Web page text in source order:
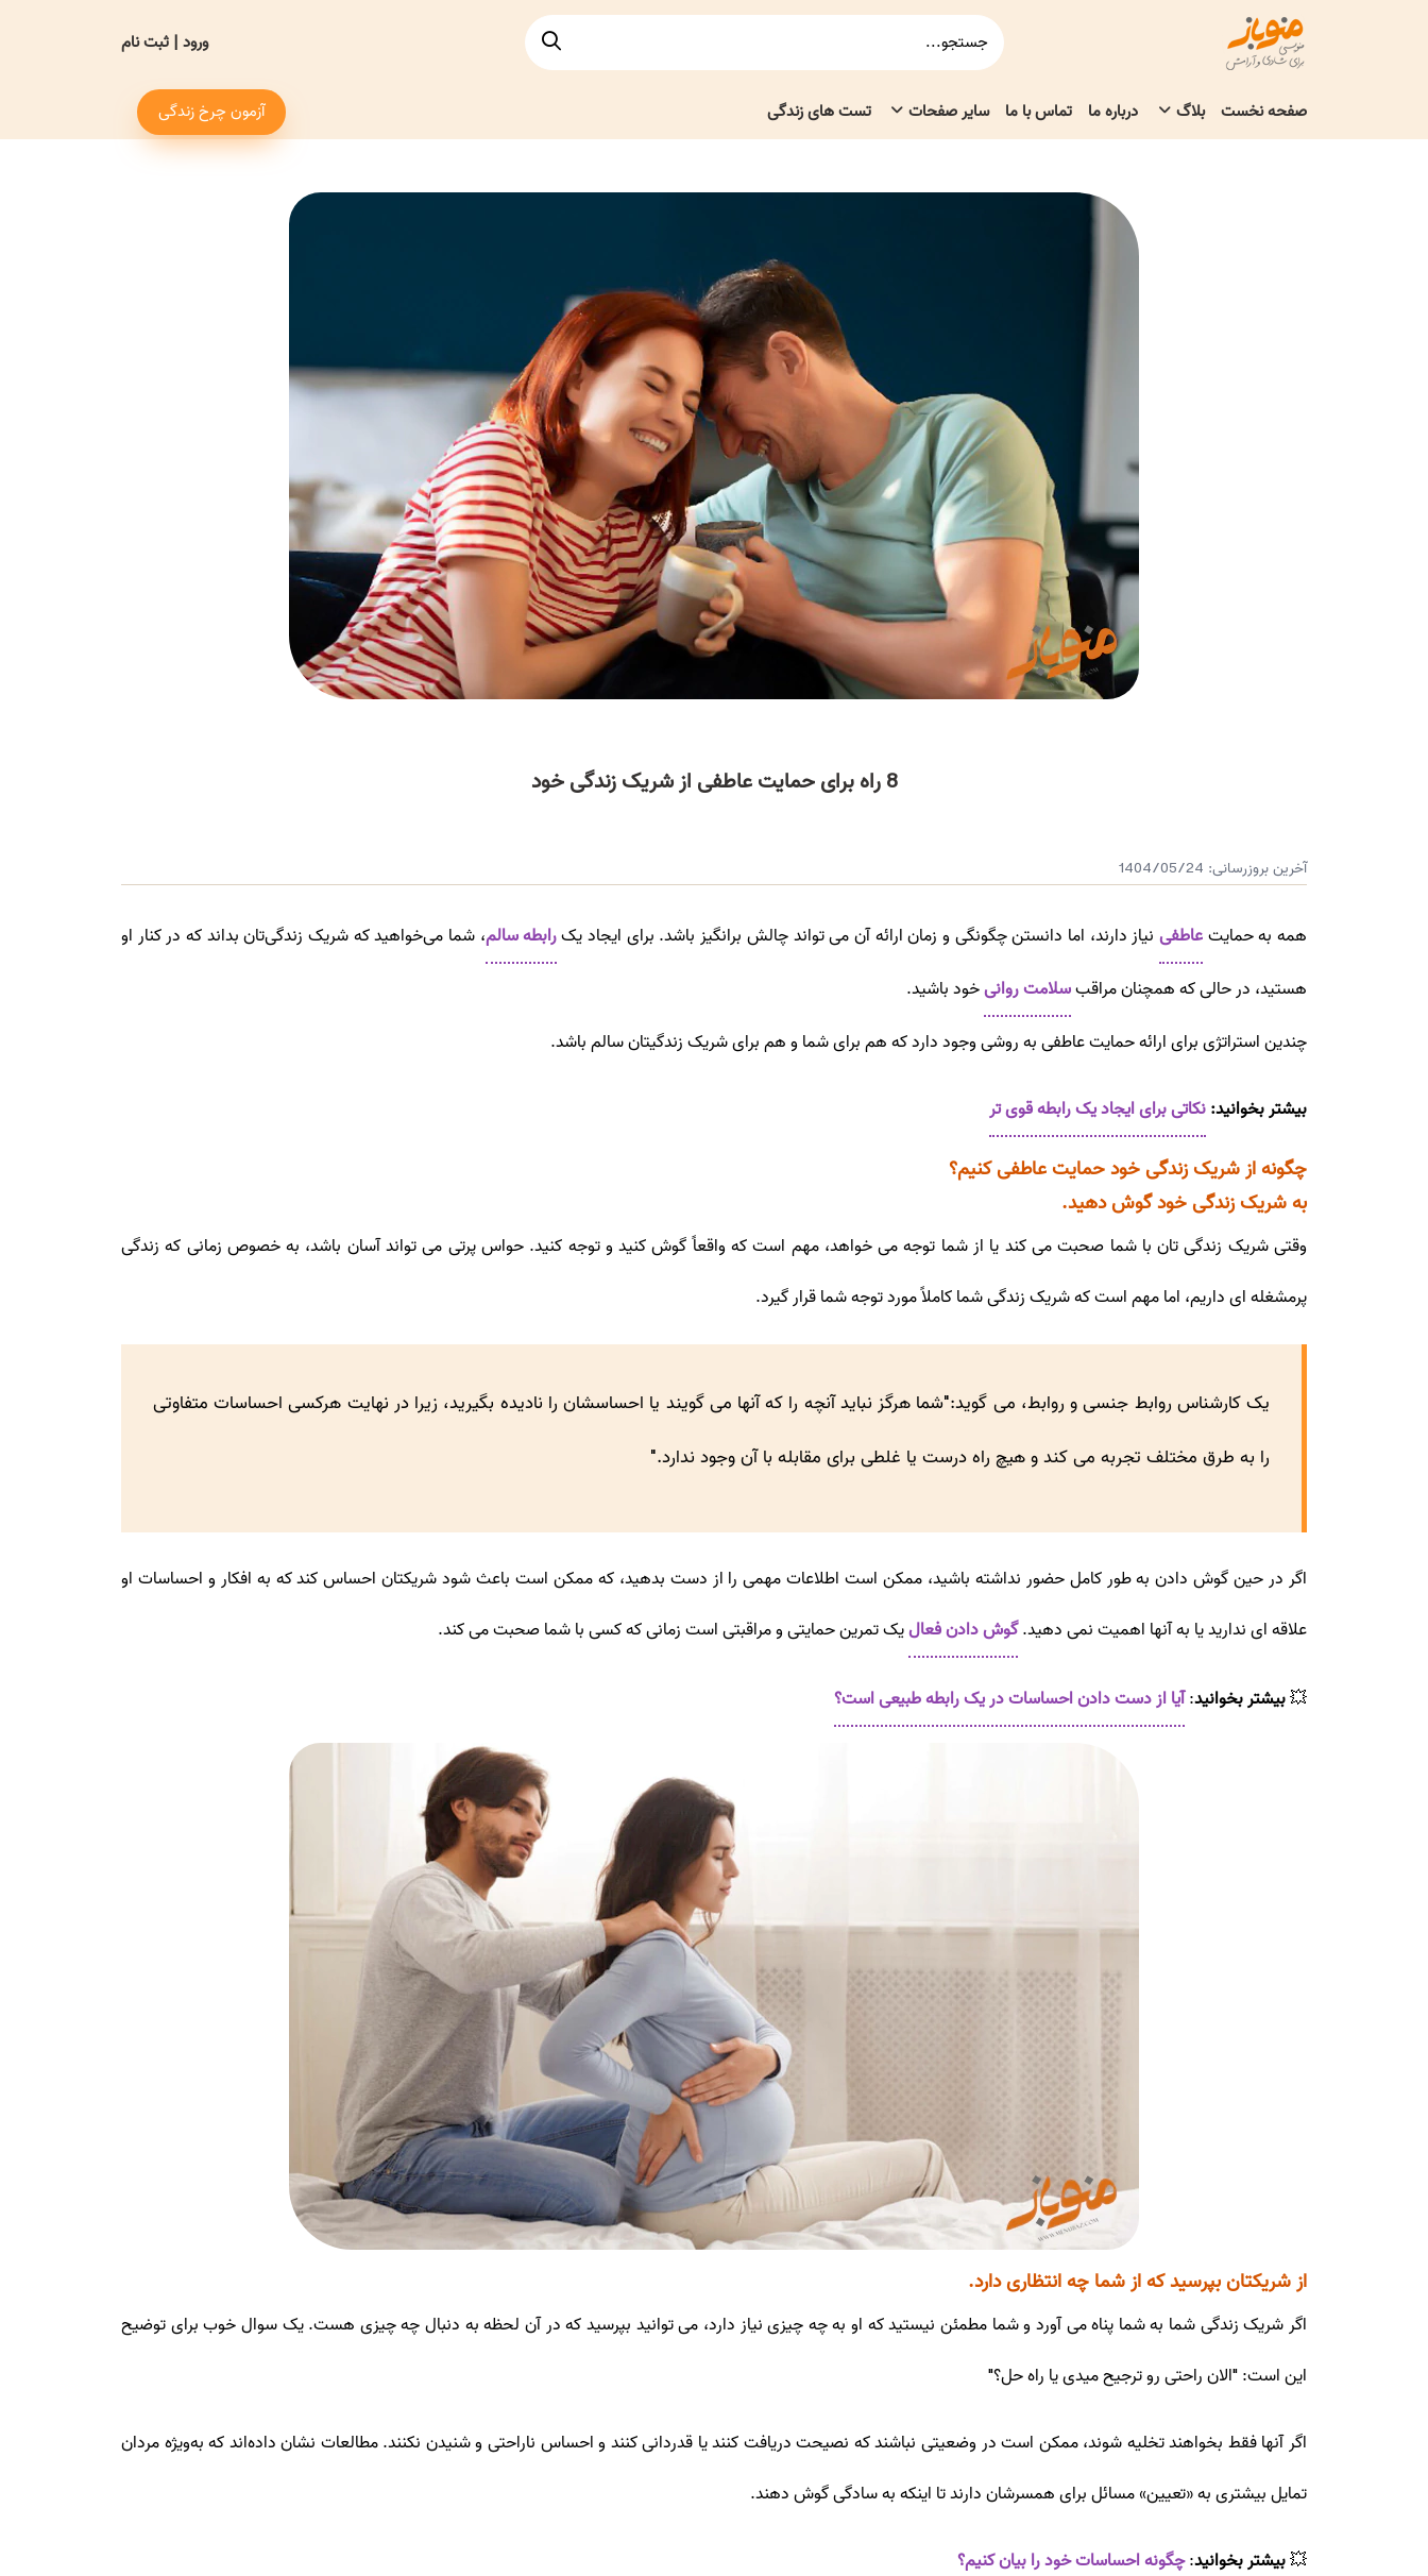
ورود | ثبت نام
صفحه نخست بلاگ درباره ما تماس با ما سایر صفحات تست های زندگی آزمون چرخ زندگی
8 راه برای حمایت عاطفی از شریک زندگی خود
آخرین بروزرسانی: 1404/05/24
همه به حمایتعاطفی نیاز دارند، اما دانستن چگونگی و زمان ارائه آن می تواند چالش برانگیز باشد. برای ایجاد یکرابطه سالم، شما می‌خواهید که شریک زندگی‌تان بداند که در کنار او
هستید، در حالی که همچنان مراقبسلامت روانیخود باشید.
چندین استراتژی برای ارائه حمایت عاطفی به روشی وجود دارد که هم برای شما و هم برای شریک زندگیتان سالم باشد.
بیشتر بخوانید:نکاتی برای ایجاد یک رابطه قوی تر
چگونه از شریک زندگی خود حمایت عاطفی کنیم؟
به شریک زندگی خود گوش دهید.
وقتی شریک زندگی تان با شما صحبت می کند یا از شما توجه می خواهد، مهم است که واقعاً گوش کنید و توجه کنید. حواس پرتی می تواند آسان باشد، به خصوص زمانی که زندگی
پرمشغله ای داریم، اما مهم است که شریک زندگی شما کاملاً مورد توجه شما قرار گیرد.
یک کارشناس روابط جنسی و روابط، می گوید:"شما هرگز نباید آنچه را که آنها می گویند یا احساسشان را نادیده بگیرید، زیرا در نهایت هرکسی احساسات متفاوتی
را به طرق مختلف تجربه می کند و هیچ راه درست یا غلطی برای مقابله با آن وجود ندارد."
اگر در حین گوش دادن به طور کامل حضور نداشته باشید، ممکن است اطلاعات مهمی را از دست بدهید، که ممکن است باعث شود شریکتان احساس کند که به افکار و احساسات او
علاقه ای ندارید یا به آنها اهمیت نمی دهید.گوش دادن فعالیک تمرین حمایتی و مراقبتی است زمانی که کسی با شما صحبت می کند.
💥بیشتر بخوانید:آیا از دست دادن احساسات در یک رابطه طبیعی است؟
از شریکتان بپرسید که از شما چه انتظاری دارد.
اگر شریک زندگی شما به شما پناه می آورد و شما مطمئن نیستید که او به چه چیزی نیاز دارد، می توانید بپرسید که در آن لحظه به دنبال چه چیزی هست. یک سوال خوب برای توضیح
این است: "الان راحتی رو ترجیح میدی یا راه حل؟"
اگر آنها فقط بخواهند تخلیه شوند، ممکن است در وضعیتی نباشند که نصیحت دریافت کنند یا قدردانی کنند و احساس ناراحتی و شنیدن نکنند. مطالعات نشان داده‌اند که به‌ویژه مردان
تمایل بیشتری به «تعیین» مسائل برای همسرشان دارند تا اینکه به سادگی گوش دهند.
💥بیشتر بخوانید:چگونه احساسات خود را بیان کنیم؟